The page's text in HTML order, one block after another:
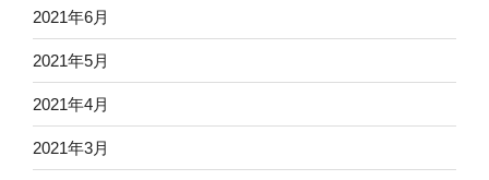
2021年6月
2021年5月
2021年4月
2021年3月